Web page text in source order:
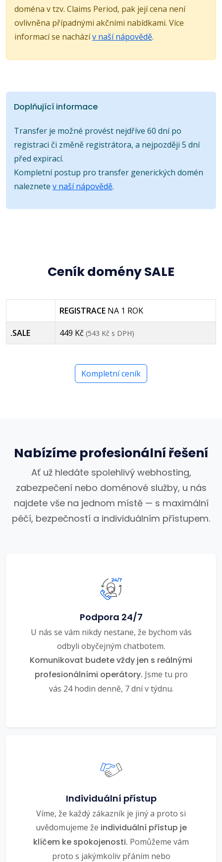
doména v tzv. Claims Period, pak její cena není
ovlivněna případnými akčními nabídkami. Více
informací se nacházív naší nápovědě.
Doplňující informace
Transfer je možné provést nejdříve 60 dní po
registraci či změně registrátora, a nejpozději 5 dní
před expirací.
Kompletní postup pro transfer generických domén
naleznete v naší nápovědě.
Ceník domény SALE
REGISTRACE NA 1 ROK
.SALE 449 Kč (543 Kč s DPH)
Kompletní ceník
Nabízíme profesionální řešení
Ať už hledáte spolehlivý webhosting,
zabezpečení nebo doménové služby, u nás
najdete vše na jednom místě — s maximální
péčí, bezpečností a individuálním přístupem.
Podpora 24/7
U nás se vám nikdy nestane, že bychom vás
odbyli obyčejným chatbotem.
Komunikovat budete vždy jen s reálnými
profesionálními operátory. Jsme tu pro
vás 24 hodin denně, 7 dní v týdnu.
Individuální přístup
Víme, že každý zákazník je jiný a proto si
uvědomujeme že individuální přístup je
klíčem ke spokojenosti. Pomůžeme vám
proto s jakýmkoliv přáním nebo